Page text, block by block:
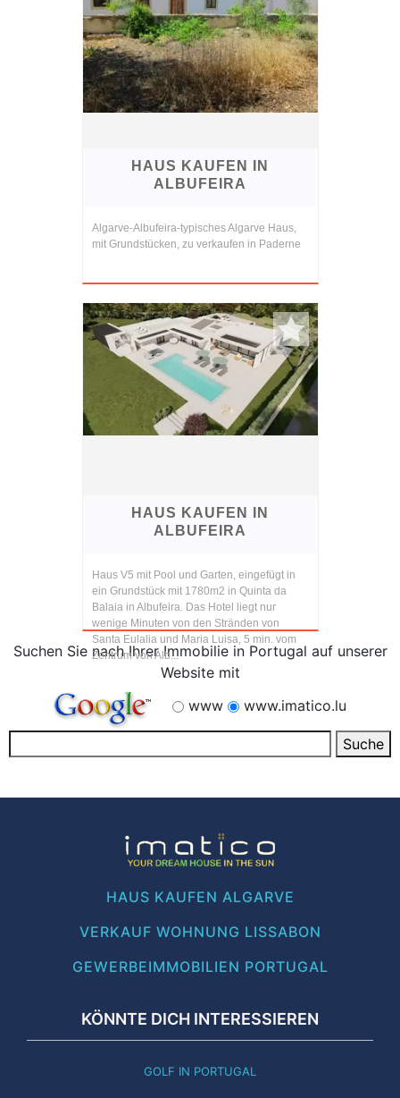
HAUS KAUFEN IN
ALBUFEIRA
Algarve-Albufeira-typisches Algarve Haus,
mit Grundstücken, zu verkaufen in Paderne
HAUS KAUFEN IN
ALBUFEIRA
Haus V5 mit Pool und Garten, eingefügt in
ein Grundstück mit 1780m2 in Quinta da
Balaia in Albufeira. Das Hotel liegt nur
wenige Minuten von den Stränden von
Santa Eulalia und Maria Luisa, 5 min. vom
Zentrum von Alb...
Suchen Sie nach Ihrer Immobilie in Portugal auf unserer
Website mit
www
www.imatico.lu
HAUS KAUFEN ALGARVE
VERKAUF WOHNUNG LISSABON
GEWERBEIMMOBILIEN PORTUGAL
KÖNNTE DICH INTERESSIEREN
GOLF IN PORTUGAL